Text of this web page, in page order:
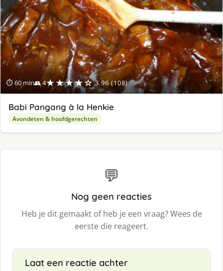
⏱ 60 min👥 4★★★★☆ 3.96 (108)
Babi Pangang à la Henkie
Avondeten & hoofdgerechten
💬
Nog geen reacties
Heb je dit gemaakt of heb je een vraag? Wees de
eerste die reageert.
Laat een reactie achter